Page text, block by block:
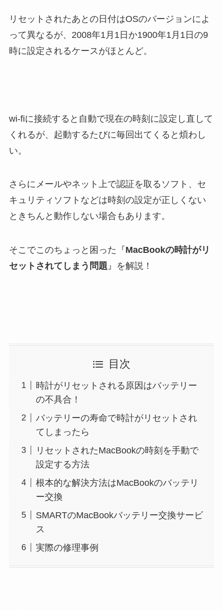
リセットされたあとの日付はOSのバージョンによ
って異なるが、2008年1月1日か1900年1月1日の9
時に設定されるケースがほとんど。
wi-fiに接続すると自動で現在の時刻に設定し直して
くれるが、起動するたびに毎回出てくると煩わし
い。
さらにメールやネット上で認証を取るソフト、セ
キュリティソフトなどは時刻の設定が正しくない
ときちんと動作しない場合もあります。
そこでこのちょっと困った『MacBookの時計がリ
セットされてしまう問題』を解説！
目次
時計がリセットされる原因はバッテリー
の不具合！
バッテリーの寿命で時計がリセットされ
てしまったら
リセットされたMacBookの時刻を手動で
設定する方法
根本的な解決方法はMacBookのバッテリ
ー交換
SMARTのMacBookバッテリー交換サービ
ス
実際の修理事例